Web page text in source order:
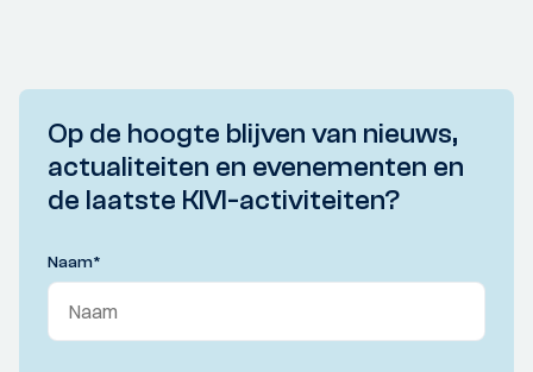
Op de hoogte blijven van nieuws,
actualiteiten en evenementen en
de laatste KIVI-activiteiten?
Naam*